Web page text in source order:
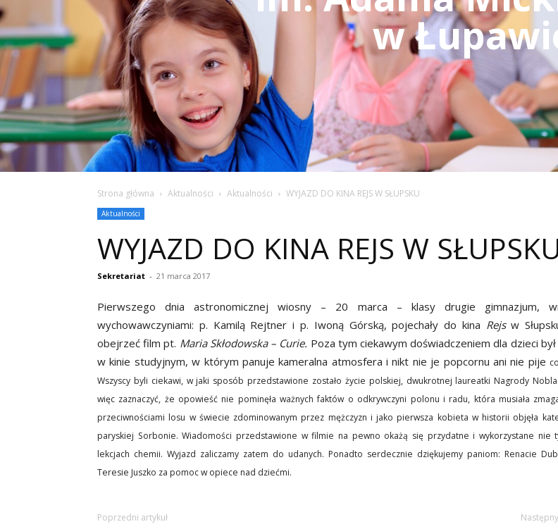
w
Strona główna Aktualności Aktualności WYJAZD DO KINA REJS W SŁUPSKU
Aktualności
WYJAZD DO KINA REJS W
Sekretariat - 21 marca 2017
Pierwszego dnia astronomicznej wiosny – 20 marca – klasy drugie gimnazjum,
wychowawczyniami: p. Kamilą Rejtner i p. Iwoną Górską, pojechały do kina Rejsw
obejrzeć film pt. Maria Skłodowska – Curie. Poza tym ciekawym doświadczeniem dla dzieci
w kinie studyjnym, w którym panuje kameralna atmosfera i nikt nie je popcornu ani nie pije
Wszyscy byli ciekawi, w jaki sposób przedstawione zostało życie polskiej, dwukrotnej laureatki Nagrody
więc zaznaczyć, że opowieść nie pominęła ważnych faktów o odkrywczyni polonu i radu, która musiała
przeciwnościami losu w świecie zdominowanym przez mężczyzn i jako pierwsza kobieta w historii objęła
paryskiej Sorbonie.Wiadomości przedstawione w filmie na pewno okażą się przydatne i wykorzystane nie
lekcjach chemii. Wyjazd zaliczamy zatem do udanych. Ponadto serdecznie dziękujemy paniom: Renacie
Teresie Juszko za pomoc w opiece nad dziećmi.
Poprzedni artykuł